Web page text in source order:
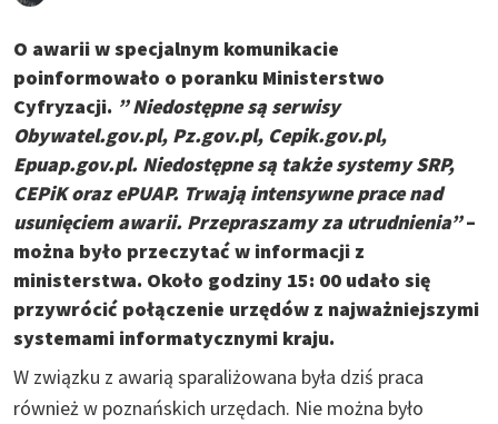
O awarii w specjalnym komunikacie
poinformowało o poranku Ministerstwo
Cyfryzacji. ” Niedostępne są serwisy
Obywatel.gov.pl, Pz.gov.pl, Cepik.gov.pl,
Epuap.gov.pl. Niedostępne są także systemy SRP,
CEPiK oraz ePUAP. Trwają intensywne prace nad
usunięciem awarii. Przepraszamy za utrudnienia”–
można było przeczytać w informacji z
ministerstwa. Około godziny 15: 00 udało się
przywrócić połączenie urzędów z najważniejszymi
systemami informatycznymi kraju.
W związku z awarią sparaliżowana była dziś praca
również w poznańskich urzędach. Nie można było